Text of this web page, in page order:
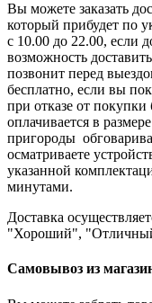
Вы можете заказать
который прибудет по
с 10.00 до 22.00, если
возможность
позвонит перед
бесплатно, если вы
при отказе от
оплачивается в
пригороды
осматриваете
указанной
минутами.
Доставка
"Хороший",
Самовывоз из